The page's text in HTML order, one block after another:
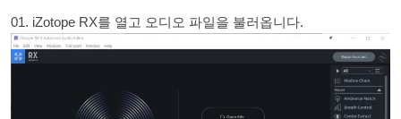
01. iZotope RX를 열고 오디오 파일을 불러옵니다.